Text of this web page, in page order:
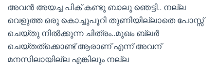
അവൻ അയച്ച പിക് കണ്ടു ബാലു ഞെട്ടി.. നല്ല
വെളുത്ത ഒരു കൊച്ചുപൂറി തുണിയില്ലാതെ പോസ്സ്
ചെയ്തു നിൽക്കുന്ന ചിത്രം..മുഖം ബ്ലർ
ചെയ്തത്ക്കൊണ്ട് ആരാണ് എന്ന് അവന്
മനസിലായില്ല എങ്കിലും നല്ല